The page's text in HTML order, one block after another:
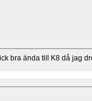
bra ända till K8 då jag